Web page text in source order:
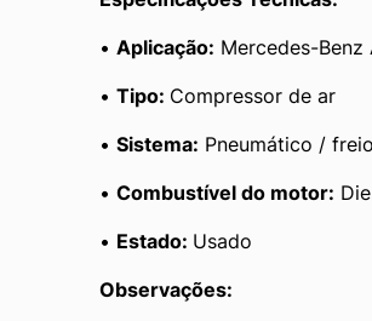
• Aplicação: Mercedes-
• Tipo: Compressor de ar
• Sistema: Pneumático /
• Combustível do motor:
• Estado: Usado
Observações: